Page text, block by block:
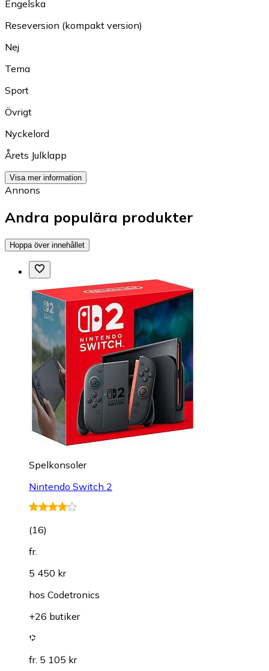
Engelska
Reseversion (kompakt version)
Nej
Tema
Sport
Övrigt
Nyckelord
Årets Julklapp
Visa mer information
Annons
Andra populära produkter
Hoppa över innehållet
Spelkonsoler
Nintendo Switch 2
(16)
fr.
5 450 kr
hos Codetronics
+26 butiker
fr. 5 105 kr